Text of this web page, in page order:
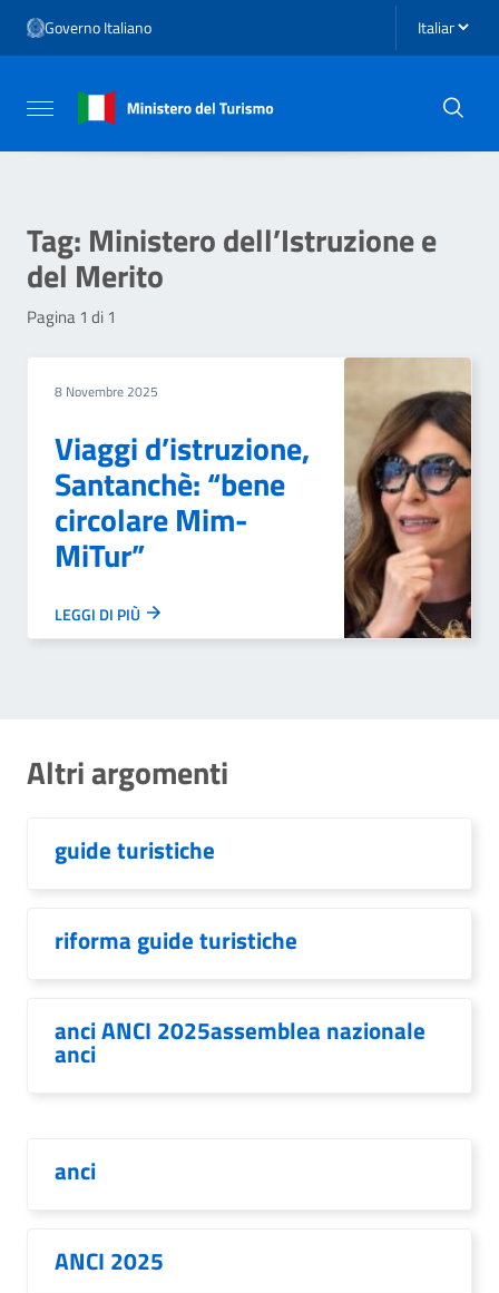
Vai al menu di navigazione
Vai al footer
Governo Italiano Seleziona
Attiva / disattiva la navigazione
Tag: Ministero dell’Istruzione e
del Merito
Pagina 1 di 1
8 Novembre 2025
Viaggi d’istruzione,
Santanchè: “bene
circolare Mim-
MiTur”
LEGGI DI PIÙ
Altri argomenti
guide turistiche
riforma guide turistiche
anci ANCI 2025assemblea nazionale
anci
anci
ANCI 2025